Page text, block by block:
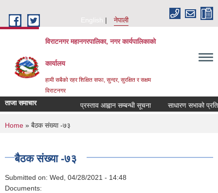
English
नेपाली
विराटनगर महानगरपालिका, नगर कार्यपालिकाको
कार्यालय
हामी सबैको रहर शिक्षित सफा, सुन्दर, सुरक्षित र सक्षम
विराटनगर
ताजा समाचार प्रस्ताव आह्वान सम्बन्धी सूचना साधारण सभाको
You are here
Home » बैठक संख्या -७३
बैठक संख्या -७३
Submitted on: Wed, 04/28/2021 - 14:48
Documents: